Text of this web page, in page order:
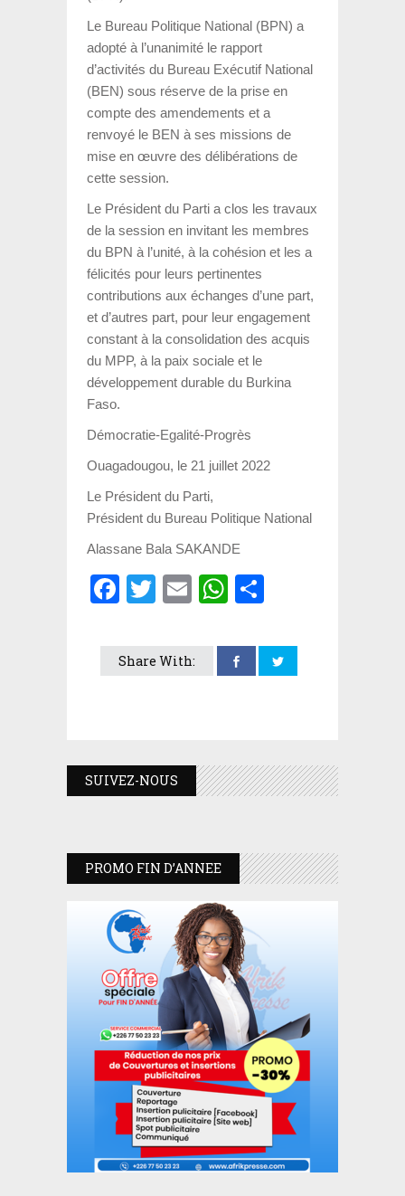
Le Bureau Politique National (BPN) a
adopté à l’unanimité le rapport
d’activités du Bureau Exécutif National
(BEN) sous réserve de la prise en
compte des amendements et a
renvoyé le BEN à ses missions de
mise en œuvre des délibérations de
cette session.
Le Président du Parti a clos les travaux
de la session en invitant les membres
du BPN à l’unité, à la cohésion et les a
félicités pour leurs pertinentes
contributions aux échanges d’une part,
et d’autres part, pour leur engagement
constant à la consolidation des acquis
du MPP, à la paix sociale et le
développement durable du Burkina
Faso.
Démocratie-Egalité-Progrès
Ouagadougou, le 21 juillet 2022
Le Président du Parti,
Président du Bureau Politique National
Alassane Bala SAKANDE
Facebook
Twitter
EmailWhatsApp
Share With:
SUIVEZ-NOUS
PROMO FIN D’ANNEE